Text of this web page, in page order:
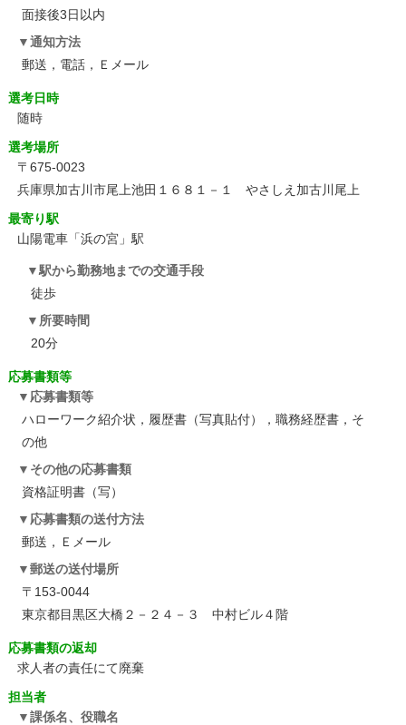
面接後3日以内
通知方法
郵送，電話，Ｅメール
選考日時
随時
選考場所
〒675-0023
兵庫県加古川市尾上池田１６８１－１ やさしえ加古川尾上
最寄り駅
山陽電車「浜の宮」駅
駅から勤務地までの交通手段
徒歩
所要時間
20分
応募書類等
応募書類等
ハローワーク紹介状，履歴書（写真貼付），職務経歴書，そ
の他
その他の応募書類
資格証明書（写）
応募書類の送付方法
郵送，Ｅメール
郵送の送付場所
〒153-0044
東京都目黒区大橋２－２４－３ 中村ビル４階
応募書類の返却
求人者の責任にて廃棄
担当者
課係名、役職名